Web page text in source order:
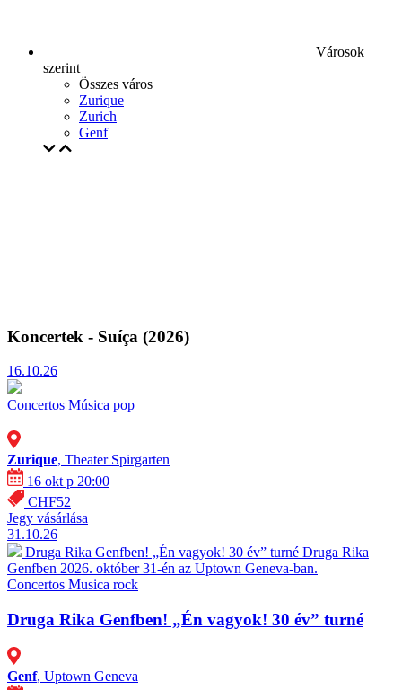
Városok
szerint
Összes város
Zurique
Zurich
Genf
Koncertek - Suíça (2026)
16.10.26
Concertos Música pop
Zurique, Theater Spirgarten
16 okt p 20:00
CHF52
Jegy vásárlása
31.10.26
Druga Rika Genfben! „Én vagyok! 30 év” turné Druga Rika
Genfben 2026. október 31-én az Uptown Geneva-ban.
Concertos Musica rock
Druga Rika Genfben! „Én vagyok! 30 év” turné
Genf, Uptown Geneva